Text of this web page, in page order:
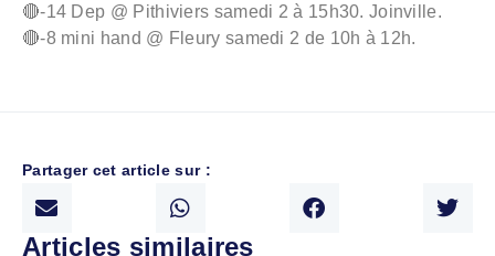
🔴-14 Dep @ Pithiviers samedi 2 à 15h30. Joinville.
🔴-8 mini hand @ Fleury samedi 2 de 10h à 12h.
Partager cet article sur :
Articles similaires